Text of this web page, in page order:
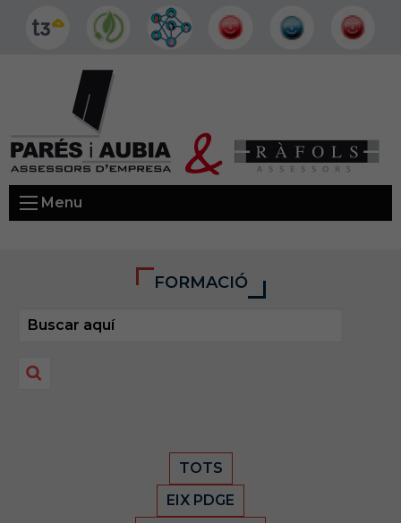
Menu
FORMACIÓ
TOTS
EIX PDGE